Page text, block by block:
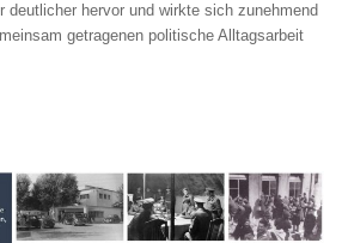
hervor und wirkte sich zunehmend
getragenen politische Alltagsarbeit